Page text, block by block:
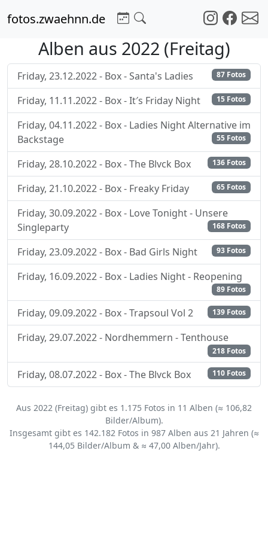
fotos.zwaehnn.de
Alben aus 2022 (Freitag)
Friday, 23.12.2022 - Box - Santa's Ladies 87 Fotos
Friday, 11.11.2022 - Box - It′s Friday Night 15 Fotos
Friday, 04.11.2022 - Box - Ladies Night Alternative im
Backstage
55 Fotos
Friday, 28.10.2022 - Box - The Blvck Box 136 Fotos
Friday, 21.10.2022 - Box - Freaky Friday 65 Fotos
Friday, 30.09.2022 - Box - Love Tonight - Unsere
Singleparty
168 Fotos
Friday, 23.09.2022 - Box - Bad Girls Night 93 Fotos
Friday, 16.09.2022 - Box - Ladies Night - Reopening
89 Fotos
Friday, 09.09.2022 - Box - Trapsoul Vol 2 139 Fotos
Friday, 29.07.2022 - Nordhemmern - Tenthouse
218 Fotos
Friday, 08.07.2022 - Box - The Blvck Box 110 Fotos
Aus 2022 (Freitag) gibt es 1.175 Fotos in 11 Alben (≈ 106,82
Bilder/Album).
Insgesamt gibt es 142.182 Fotos in 987 Alben aus 21 Jahren (≈
144,05 Bilder/Album & ≈ 47,00 Alben/Jahr).